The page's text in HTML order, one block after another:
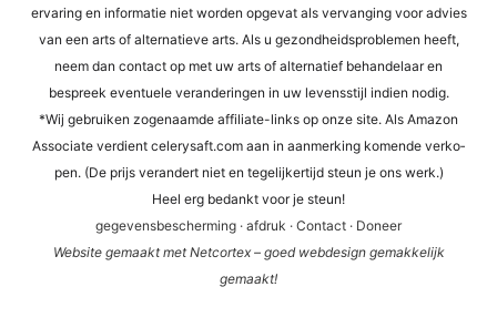
erva­ring en infor­ma­tie niet wor­den opge­vat als ver­van­ging voor advies
van een arts of alter­na­tie­ve arts. Als u gezond­heids­pro­ble­men heeft,
neem dan cont­act op met uw arts of alter­na­tief behan­del­a­ar en
bespreek even­tue­le ver­an­de­rin­gen in uw levens­sti­jl indi­en nodig.
*Wij gebrui­ken zogen­aam­de affi­lia­te-links op onze site. Als Ama­zon
Asso­cia­te ver­dient cele​ry​saft​.com aan in aan­mer­king komen­de ver­ko­
pen. (De prijs ver­an­dert niet en tege­li­jker­tijd steun je ons werk.)
Heel erg bedankt voor je steun!
gege­vens­be­scher­ming · afdruk · Cont­act · Doneer
Web­site gema­akt met Net­cortex – goed web­de­sign gemak­ke­li­jk
gemaakt!